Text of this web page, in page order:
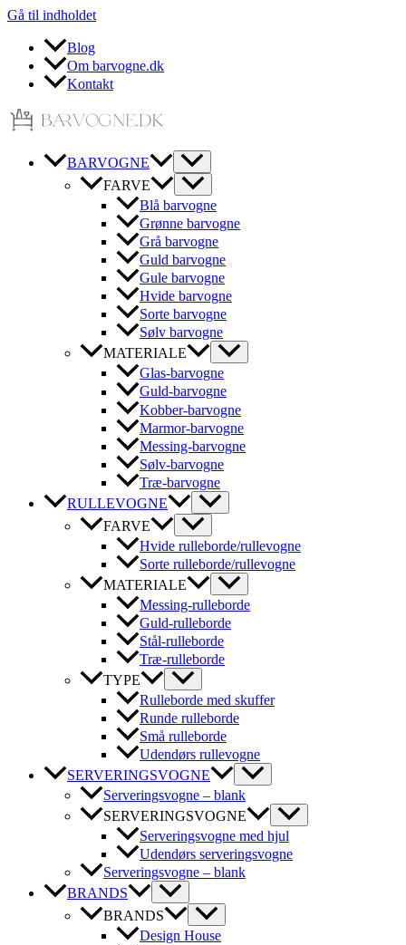
Gå til indholdet
Blog
Om barvogne.dk
Kontakt
BARVOGNE
FARVE
Blå barvogne
Grønne barvogne
Grå barvogne
Guld barvogne
Gule barvogne
Hvide barvogne
Sorte barvogne
Sølv barvogne
MATERIALE
Glas-barvogne
Guld-barvogne
Kobber-barvogne
Marmor-barvogne
Messing-barvogne
Sølv-barvogne
Træ-barvogne
RULLEVOGNE
FARVE
Hvide rulleborde/rullevogne
Sorte rulleborde/rullevogne
MATERIALE
Messing-rulleborde
Guld-rulleborde
Stål-rulleborde
Træ-rulleborde
TYPE
Rulleborde med skuffer
Runde rulleborde
Små rulleborde
Udendørs rullevogne
SERVERINGSVOGNE
Serveringsvogne – blank
SERVERINGSVOGNE
Serveringsvogne med hjul
Udendørs serveringsvogne
Serveringsvogne – blank
BRANDS
BRANDS
Design House